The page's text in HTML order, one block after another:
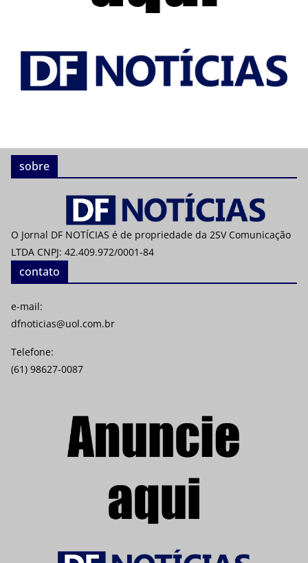
sobre
O Jornal DF NOTÍCIAS é de propriedade da 2SV Comunicação
LTDA CNPJ: 42.409.972/0001-84
contato
e-mail:
dfnoticias@uol.com.br
Telefone:
(61) 98627-0087